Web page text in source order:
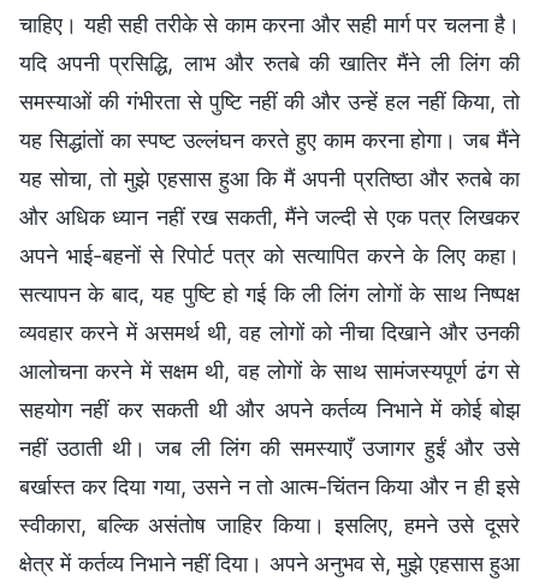
चाहिए। यही सही तरीके से काम करना और सही मार्ग पर चलना है।
यदि अपनी प्रसिद्धि, लाभ और रुतबे की खातिर मैंने ली लिंग की
समस्याओं की गंभीरता से पुष्टि नहीं की और उन्हें हल नहीं किया, तो
यह सिद्धांतों का स्पष्ट उल्लंघन करते हुए काम करना होगा। जब मैंने
यह सोचा, तो मुझे एहसास हुआ कि मैं अपनी प्रतिष्ठा और रुतबे का
और अधिक ध्यान नहीं रख सकती, मैंने जल्दी से एक पत्र लिखकर
अपने भाई-बहनों से रिपोर्ट पत्र को सत्यापित करने के लिए कहा।
सत्यापन के बाद, यह पुष्टि हो गई कि ली लिंग लोगों के साथ निष्पक्ष
व्यवहार करने में असमर्थ थी, वह लोगों को नीचा दिखाने और उनकी
आलोचना करने में सक्षम थी, वह लोगों के साथ सामंजस्यपूर्ण ढंग से
सहयोग नहीं कर सकती थी और अपने कर्तव्य निभाने में कोई बोझ
नहीं उठाती थी। जब ली लिंग की समस्याएँ उजागर हुईं और उसे
बर्खास्त कर दिया गया, उसने न तो आत्म-चिंतन किया और न ही इसे
स्वीकारा, बल्कि असंतोष जाहिर किया। इसलिए, हमने उसे दूसरे
क्षेत्र में कर्तव्य निभाने नहीं दिया। अपने अनुभव से, मुझे एहसास हुआ